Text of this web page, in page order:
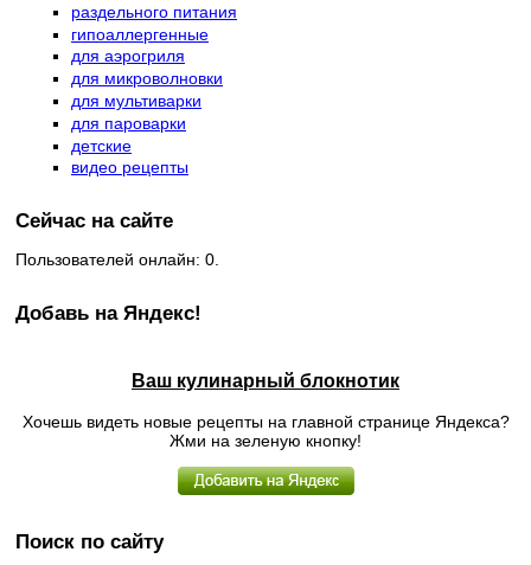
раздельного питания
гипоаллергенные
для аэрогриля
для микроволновки
для мультиварки
для пароварки
детские
видео рецепты
Сейчас на сайте
Пользователей онлайн: 0.
Добавь на Яндекс!
Ваш кулинарный блокнотик
Хочешь видеть новые рецепты на главной странице Яндекса?
Жми на зеленую кнопку!
Поиск по сайту